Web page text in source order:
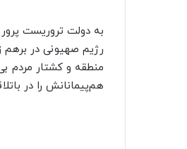
به دولت تروریست
رژیم صهیونی در برهم
منطقه و کشتار مردم
هم‌پیمانانش را در